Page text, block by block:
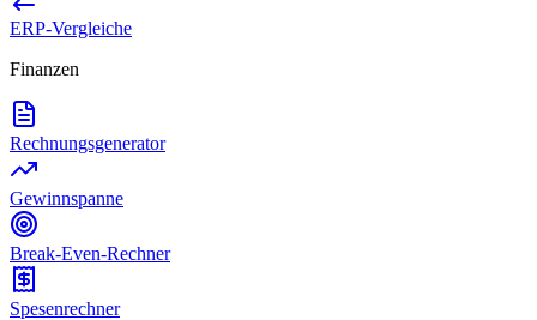
ERP-Vergleiche
Finanzen
Rechnungsgenerator
Gewinnspanne
Break-Even-Rechner
Spesenrechner